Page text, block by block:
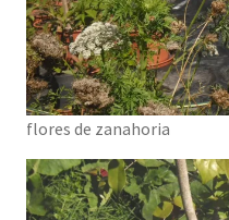
flores de zanahoria